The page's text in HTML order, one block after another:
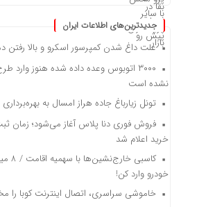
جدیدترین‌های اطلاعات ایران
علت داغ شدن کمپرسور اسکرو و بالا رفتن
۳۰۰۰ اتوبوس وعده داده شده هنوز وارد
نشده است
تونل زیارباغ جاده هراز امسال به
فروش فوری دنا پلاس آغاز می‌شود؛ زمان
خرید اعلام شد
کاسبی
خودرو وارد کن!
خاموشی سراسری، اتصال اینترنت کوبا را